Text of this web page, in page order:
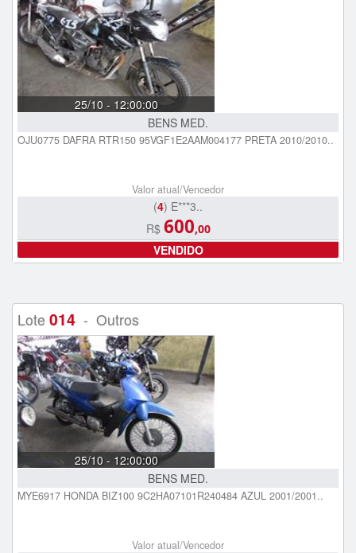
25/10 - 12:00:00
BENS MED.
OJU0775 DAFRA RTR150 95VGF1E2AAM004177 PRETA 2010/2010..
Valor atual/Vencedor
(4) E***3..
R$ 600,00
VENDIDO
Lote 014 - Outros
25/10 - 12:00:00
BENS MED.
MYE6917 HONDA BIZ100 9C2HA07101R240484 AZUL 2001/2001..
Valor atual/Vencedor